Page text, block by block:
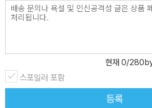
선택한다. 선택의 연속인 인생에서 남다른 결단으로 인생을 뒤바꾼
사람이 있다. 국어 교사라는 직업을 시작으로
지 역임했던 주철환이다. 그것에 그치지 않고
며 지금은 싱어송라이터로서의 삶을 살아가고
명이 바뀌는 순간을 똑똑히 기억한다. 수개월 간 지속된 그 유혹 속에
서 나는 미련과 도전 사이를 헤매고 다녔다.
현재 0/
스포일러 포함
등록